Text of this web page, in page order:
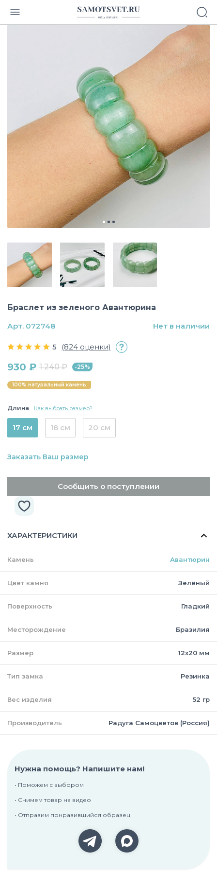
Браслет из зеленого Авантюрина
5 (824 оценки)
930 ₽ 1 240 ₽ -25%
100% натуральный камень
Длина Как выбрать размер?
17 см 18 см 20 см
Заказать Ваш размер
Сообщить о поступлении
Арт. 072748 Нет в наличии
ХАРАКТЕРИСТИКИ
Камень Авантюрин
Цвет камня Зелёный
Поверхность Гладкий
Месторождение Бразилия
Размер 12х20 мм
Тип замка Резинка
Вес изделия 52 гр
Производитель Радуга Самоцветов (Россия)
Нужна помощь? Напишите нам!
• Поможем с выбором
• Снимем товар на видео
• Отправим понравившийся образец